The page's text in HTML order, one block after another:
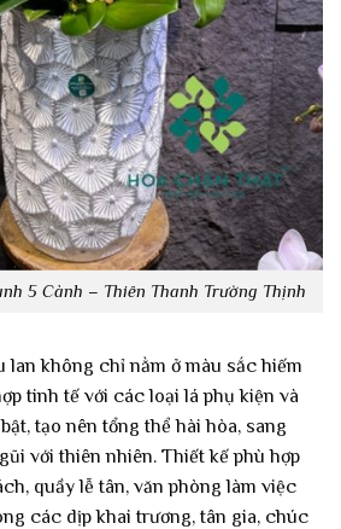
5 Cành – Thiên Thanh Trường Thịnh
lan không chỉ nằm ở màu sắc hiếm
tinh tế với các loại lá phụ kiện và
tạo nên tổng thể hài hòa, sang
với thiên nhiên. Thiết kế phù hợp
quầy lễ tân, văn phòng làm việc
các dịp khai trương, tân gia, chúc